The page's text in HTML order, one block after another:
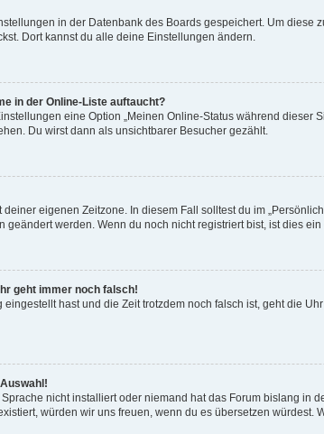
in der Datenbank des Boards gespeichert. Um diese
Dort kannst du alle deine Einstellungen ändern.
in der Online-Liste auftaucht?
eine Option „Meinen Online-Status während dieser
Du wirst dann als unsichtbarer Besucher gezählt.
eigenen Zeitzone. In diesem Fall solltest du im
werden. Wenn du noch nicht registriert bist, ist dies ein
geht immer noch falsch!
hast und die Zeit trotzdem noch falsch ist, geht die
nicht installiert oder niemand hat das Forum bislang in
würden wir uns freuen, wenn du es übersetzen würdest.